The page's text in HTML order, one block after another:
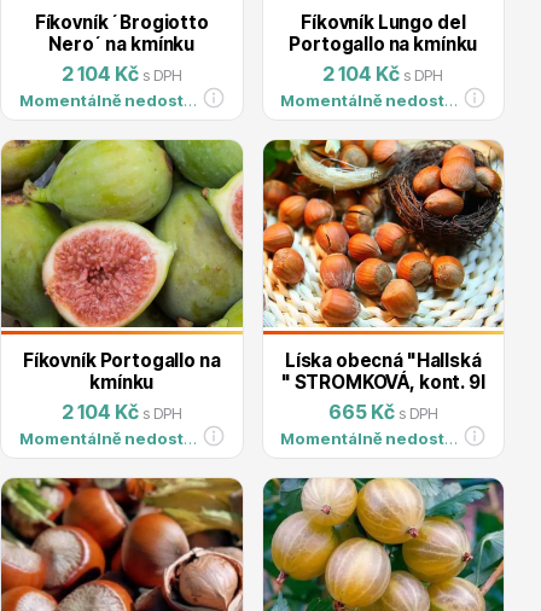
Okrasné keře
Plazivé rostliny
Popínavé rostliny
Fíkovník ´Brogiotto
Nero´ na kmínku
2 104 Kč s DPH
Momentálně nedostupné
Fíkovník Lungo del
Portogallo na kmínku
2 104 Kč s DPH
Momentálně nedostupné
Fíkovník Portogallo na
kmínku
2 104 Kč s DPH
Momentálně nedostupné
Líska obecná "Hallská
" STROMKOVÁ, kont. 9l
665 Kč s DPH
Momentálně nedostupné